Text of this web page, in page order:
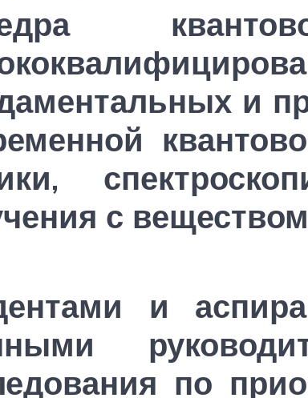
и
с
и
по